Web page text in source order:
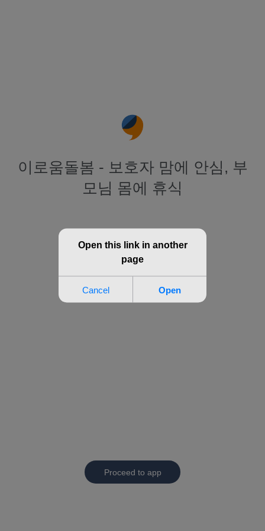
이로움돌봄 - 보호자 맘에 안심, 부
모님 몸에 휴식
Proceed to app